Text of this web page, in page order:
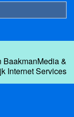
BaakmanMedia&
Internet Services